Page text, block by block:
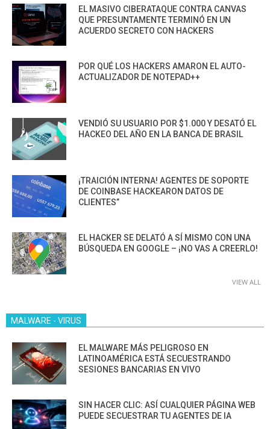
EL MASIVO CIBERATAQUE CONTRA CANVAS
QUE PRESUNTAMENTE TERMINÓ EN UN
ACUERDO SECRETO CON HACKERS
POR QUÉ LOS HACKERS AMARON EL AUTO-
ACTUALIZADOR DE NOTEPAD++
VENDIÓ SU USUARIO POR $1.000 Y DESATÓ EL
HACKEO DEL AÑO EN LA BANCA DE BRASIL
¡TRAICIÓN INTERNA! AGENTES DE SOPORTE
DE COINBASE HACKEARON DATOS DE
CLIENTES”
EL HACKER SE DELATÓ A SÍ MISMO CON UNA
BÚSQUEDA EN GOOGLE – ¡NO VAS A CREERLO!
VIEW ALL
MALWARE - VIRUS
EL MALWARE MÁS PELIGROSO EN
LATINOAMÉRICA ESTÁ SECUESTRANDO
SESIONES BANCARIAS EN VIVO
SIN HACER CLIC: ASÍ CUALQUIER PÁGINA WEB
PUEDE SECUESTRAR TU AGENTES DE IA